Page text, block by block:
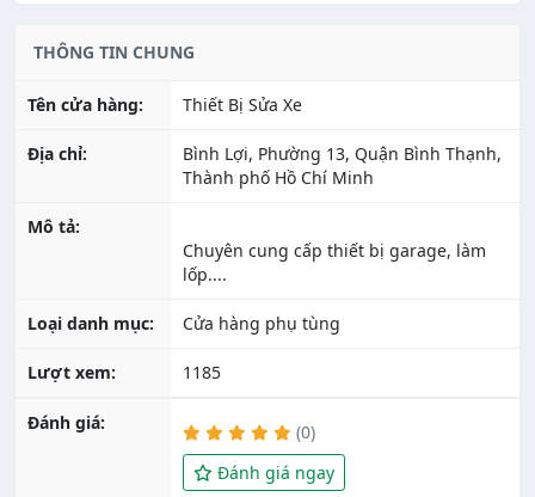
THÔNG TIN CHUNG
Tên cửa hàng: Thiết Bị Sửa Xe
Địa chỉ:
Bình Lợi, Phường 13, Quận Bình Thạnh,
Thành phố Hồ Chí Minh
Mô tả:
Chuyên cung cấp thiết bị garage, làm
Loại danh mục: Cửa hàng phụ tùng
Lượt xem: 1185
Đánh giá:
(0)
Đánh giá ngay